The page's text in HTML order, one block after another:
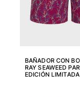
BAÑADOR CON
RAY SEAWEED
EDICIÓN LIMITADA